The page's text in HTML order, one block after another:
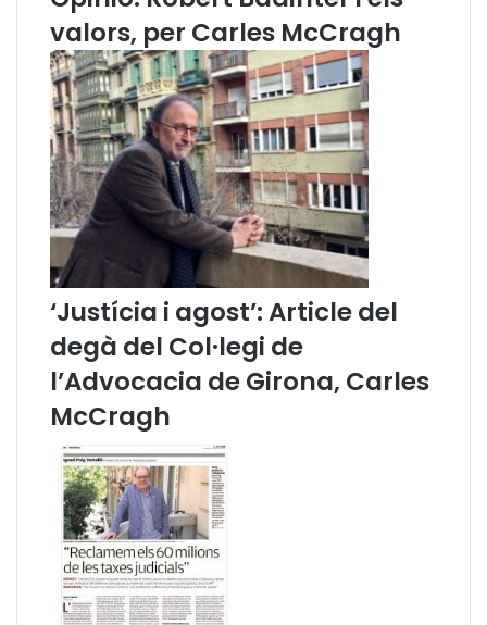
)
e
q
ü
s
t
i
o
n
s
r
í
i
valors, per Carles McCragh
‘Justícia i agost’: Article del
degà del Col·legi de
l’Advocacia de Girona, Carles
McCragh